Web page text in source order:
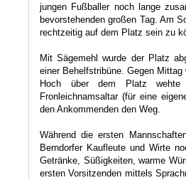
jungen Fußballer noch lange
bevorstehenden großen Tag. Am
rechtzeitig auf dem Platz sein zu
Mit Sägemehl wurde der Platz
einer Behelfstribüne. Gegen Mittag
Hoch über dem Platz wehte
Fronleichnamsaltar (für eine
den Ankommenden den Weg.
Während die ersten
Berndorfer Kaufleute und Wirte
Getränke, Süßigkeiten, warme
ersten Vorsitzenden mittels